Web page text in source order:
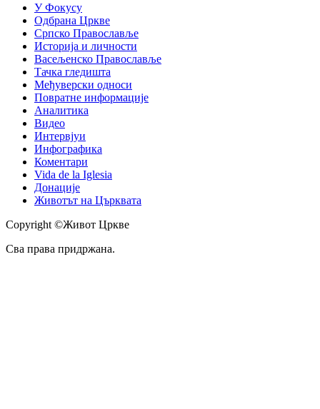
У Фокусу
Одбрана Цркве
Српско Православље
Историја и личности
Васељенско Православље
Тачка гледишта
Међуверски односи
Повратне информације
Аналитика
Видео
Интервјуи
Инфографика
Коментари
Vida de la Iglesia
Донације
Животът на Църквата
Copyright ©Живот Цркве
Сва права придржана.